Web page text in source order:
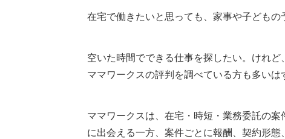
在宅で働きたいと思っても、家事や子どもの
空いた時間でできる仕事を探したい。けれ
ママワークスの評判を調べている方も多いは
ママワークスは、在宅・時短・業務委託の
に出会える一方、案件ごとに報酬、契約形態